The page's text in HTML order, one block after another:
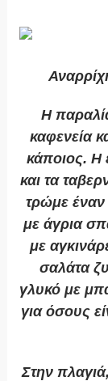
Η
καφενεία
κάποιος. Η
και τα
τρώμε
με άγρια
με
σαλάτα
γλυκό με
για όσους
Στην